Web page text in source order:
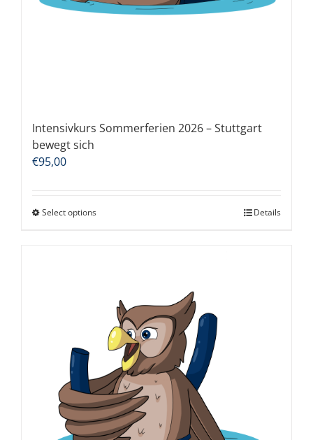
Intensivkurs Sommerferien 2026 – Stuttgart
bewegt sich
€95,00
Select options Details